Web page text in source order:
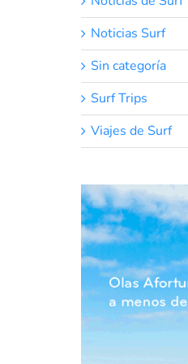
Noticias Surf
Sin categoría
Surf Trips
Viajes de Surf